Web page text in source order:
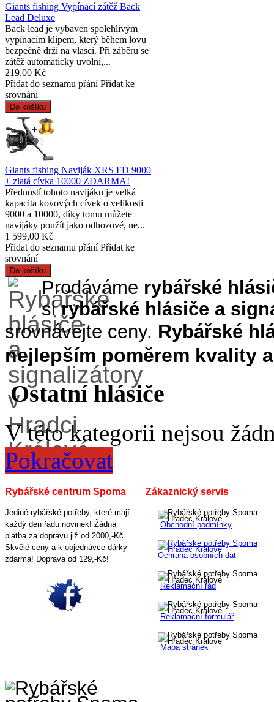
Giants fishing Vypínací zátěž Back
Lead Deluxe
Back lead je vybaven spolehlivým
vypínacím klipem, který během lovu
bezpečně drží na vlasci. Při záběru se
zátěž automaticky uvolní,...
219,00 Kč
Přidat do seznamu přání Přidat ke
srovnání
Giants fishing Naviják XRS FD 9000
+ zlatá cívka 10000 ZDARMA!
Předností tohoto navijáku je velká
kapacita kovových cívek o velikosti
9000 a 10000, díky tomu můžete
navijáky použít jako odhozové, ne...
1 599,00 Kč
Přidat do seznamu přání Přidat ke
srovnání
Prodáváme rybářské
sirybářské hlásiče a
srovnávejte ceny. Rybářské
nejlepším poměrem kvality
Ostatní hlásiče
V této kategorii nejsou
Pokračovat
Rybářské centrum Spoma
Jediné rybářské potřeby, které mají
každý den řadu novinek! Žádná
platba za dopravu již od 2000,-Kč.
Skvělé ceny a k objednávce dárky
zdarma! Doprava od 129,-Kč!
Zákaznický servis
Obchodní podmínky
Ochrana osobních dat
Reklamační řád
Reklamační formulář
Mapa stránek